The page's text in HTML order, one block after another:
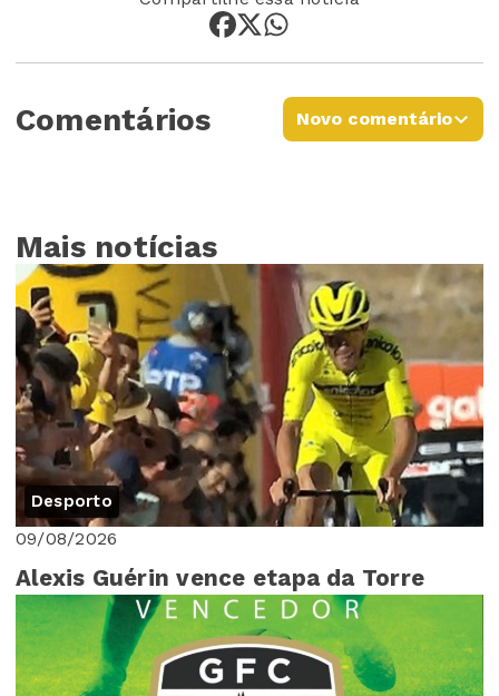
Comentários Novo comentário
Mais notícias
Desporto
09/08/2026
Alexis Guérin vence etapa da Torre